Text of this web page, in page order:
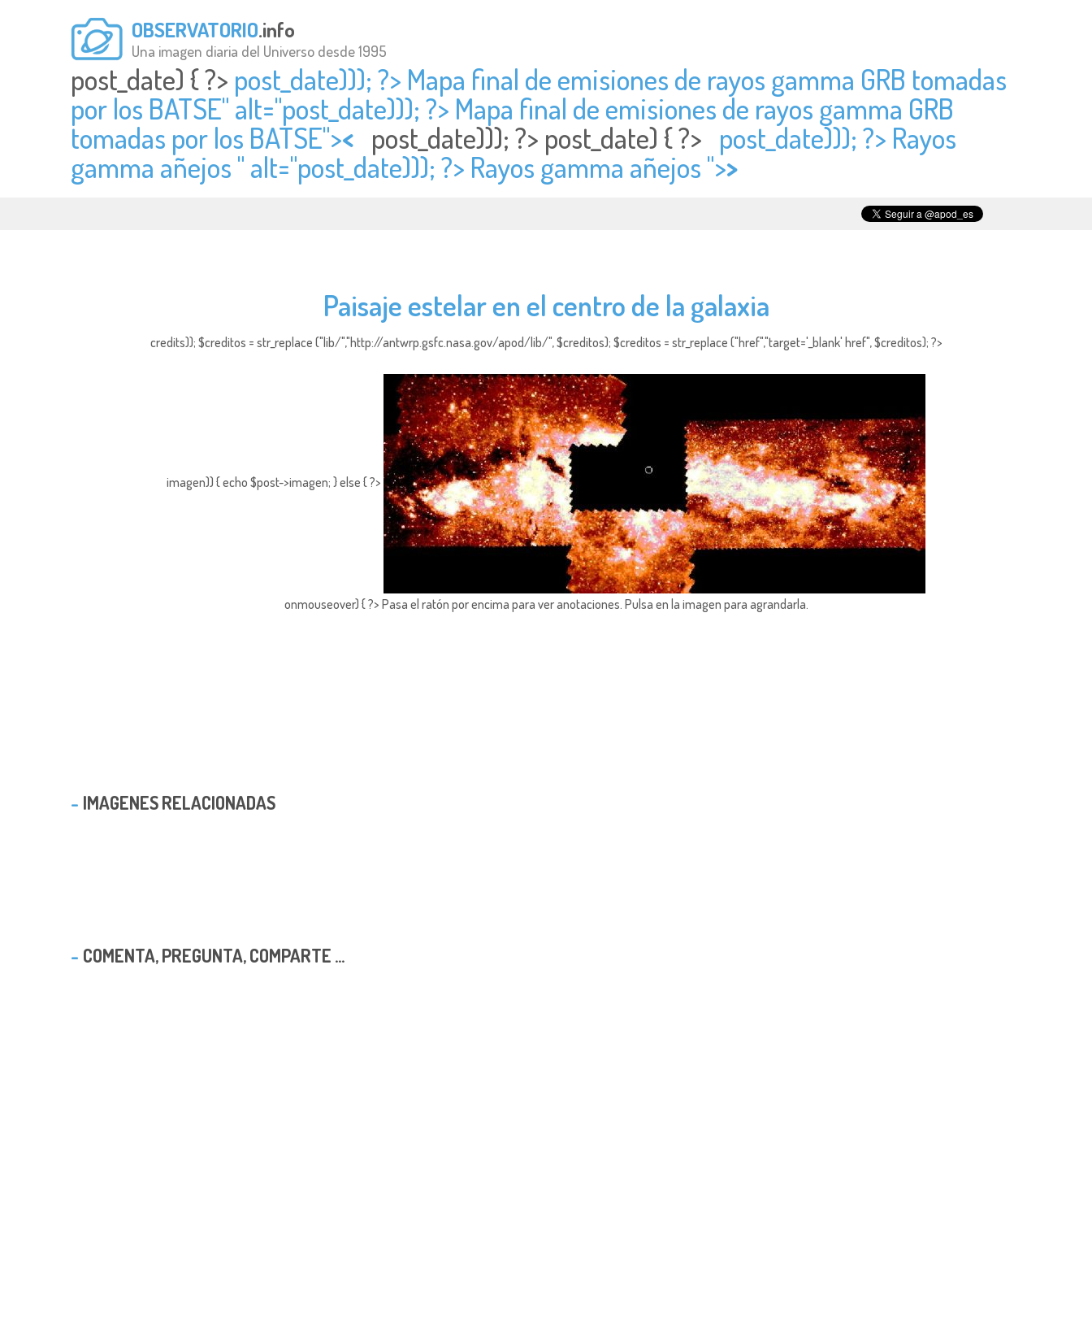
OBSERVATORIO.info
Una imagen diaria del Universo desde 1995
post_date) { ?> post_date))); ?> Mapa final de emisiones de rayos gamma GRB tomadas
por los BATSE" alt="post_date))); ?> Mapa final de emisiones de rayos gamma GRB
tomadas por los BATSE">< post_date))); ?> post_date) { ?> post_date))); ?> Rayos
gamma añejos " alt="post_date))); ?> Rayos gamma añejos ">>
Paisaje estelar en el centro de la galaxia
credits)); $creditos = str_replace ("lib/","http://antwrp.gsfc.nasa.gov/apod/lib/", $creditos); $creditos = str_replace ("href","target='_blank' href", $creditos); ?>
imagen)) { echo $post->imagen; } else { ?>
onmouseover) { ?> Pasa el ratón por encima para ver anotaciones. Pulsa en la imagen para agrandarla.
IMAGENES RELACIONADAS
COMENTA, PREGUNTA, COMPARTE ...